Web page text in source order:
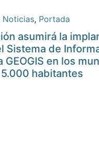
Noticias, Portada
asumirá la
Sistema de
GEOGIS en los
habitantes